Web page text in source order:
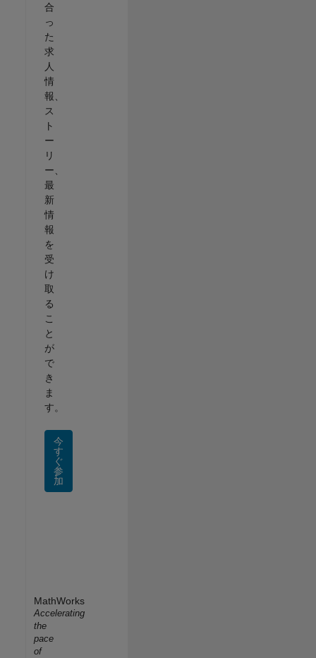
合
っ
た
求
人
情
報、
ス
ト
ー
リ
ー、
最
新
情
報
を
受
け
取
る
こ
と
が
で
き
ま
す。
今
す
ぐ
参
加
MathWorks
Accelerating
the
pace
of